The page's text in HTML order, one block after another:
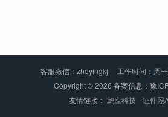
客服微信：zheyingkj 工作时间：周
Copyright © 2026 备案信息：豫
友情链接： 鹧应科技 证件照